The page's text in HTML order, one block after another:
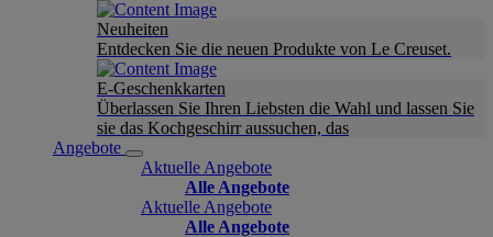
Neuheiten
Entdecken Sie die neuen Produkte von Le Creuset.
E-Geschenkkarten
Überlassen Sie Ihren Liebsten die Wahl und lassen Sie
sie das Kochgeschirr aussuchen, das
Angebote
Aktuelle Angebote
Alle Angebote
Aktuelle Angebote
Alle Angebote